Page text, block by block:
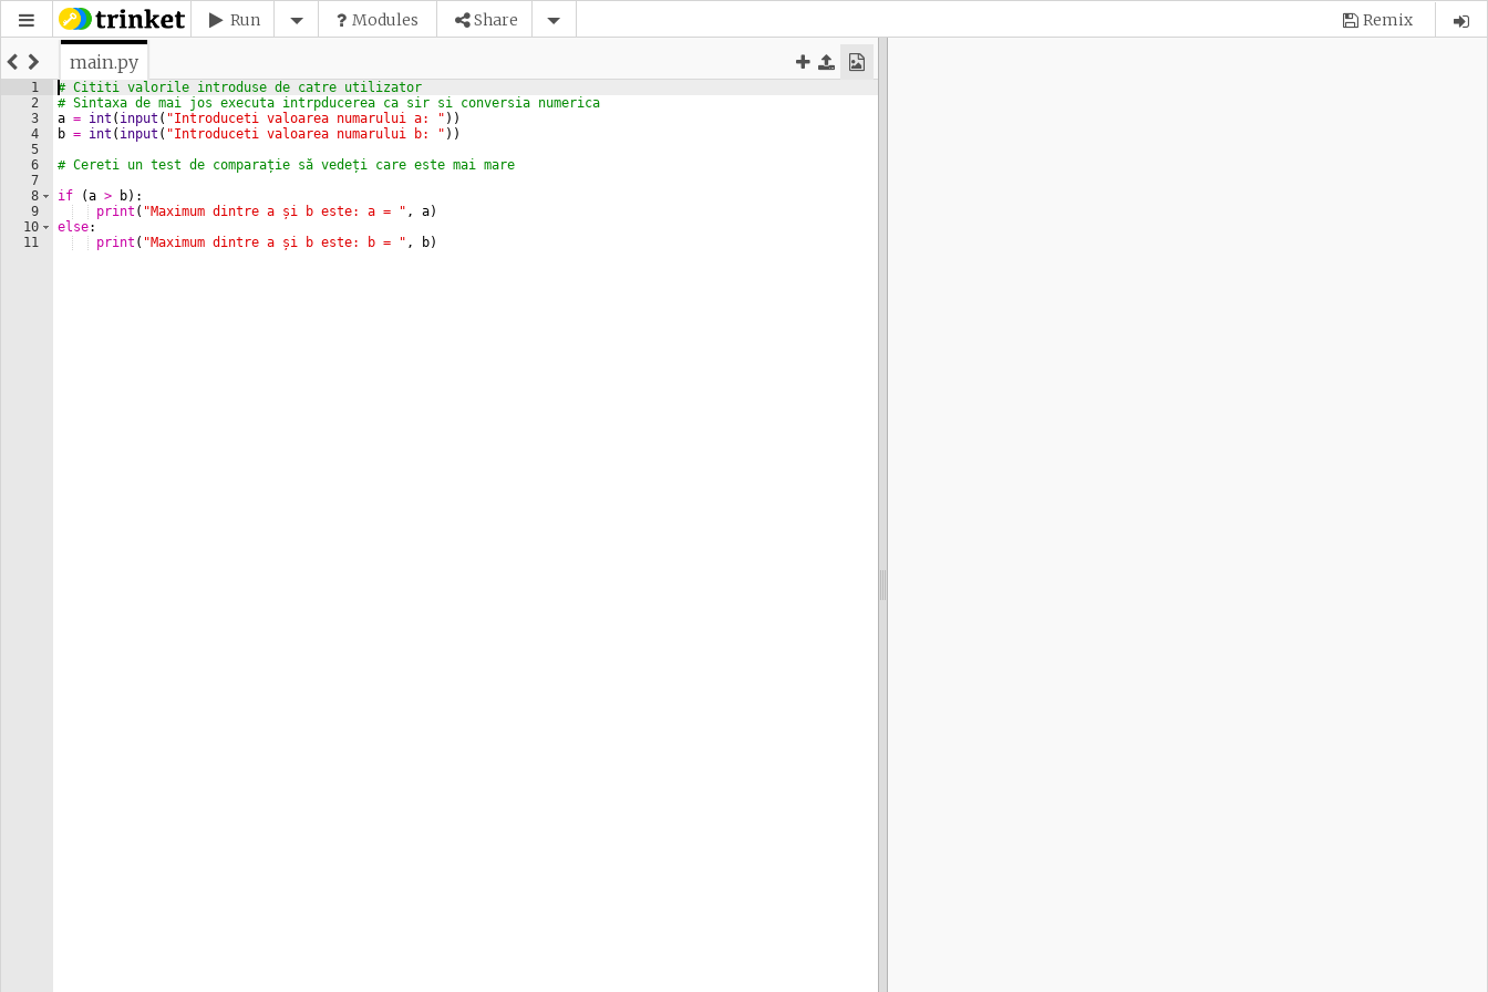
Run Modules Share Remix
main.py
1
2
3
4
5
6
7
8
9
10
11
# Cititi valorile introduse de catre utilizator
# Sintaxa de mai jos executa intrpducerea ca sir si conversia numerica
a = int ( input ( "Introduceti valoarea numarului a: " ))
b = int ( input ( "Introduceti valoarea numarului b: " ))
# Cereti un test de comparație să vedeți care este mai mare
if
(a > b) :
print ( "Maximum dintre a și b este: a = " , a)
else:
print ( "Maximum dintre a și b este: b = " , b)